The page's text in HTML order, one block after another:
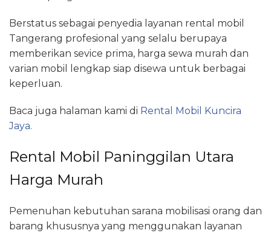
Berstatus sebagai penyedia layanan rental mobil
Tangerang profesional yang selalu berupaya
memberikan sevice prima, harga sewa murah dan
varian mobil lengkap siap disewa untuk berbagai
keperluan.
Baca juga halaman kami di Rental Mobil Kuncira
Jaya.
Rental Mobil Paninggilan Utara
Harga Murah
Pemenuhan kebutuhan sarana mobilisasi orang dan
barang khususnya yang menggunakan layanan